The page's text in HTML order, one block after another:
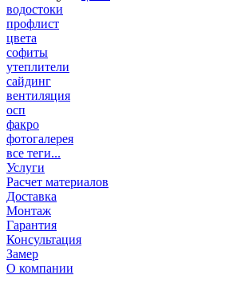
водостоки
профлист
цвета
софиты
утеплители
сайдинг
вентиляция
осп
факро
фотогалерея
все теги...
Услуги
Расчет материалов
Доставка
Монтаж
Гарантия
Консультация
Замер
О компании